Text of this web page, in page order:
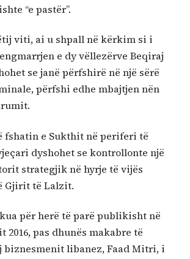
“e pastër”.
viti, ai u shpall në kërkim si i
e dy vëllezërve Beqiraj
se janë përfshirë në një sërë
përfshi edhe mbajtjen nën
fshatin e Sukthit në periferi të
dyshohet se kontrollonte një
strategjik në hyrje të vijës
Gjirit të Lalzit.
për herë të parë publikisht në
2016, pas dhunës makabre të
biznesmenit libanez, Faad Mitri, i